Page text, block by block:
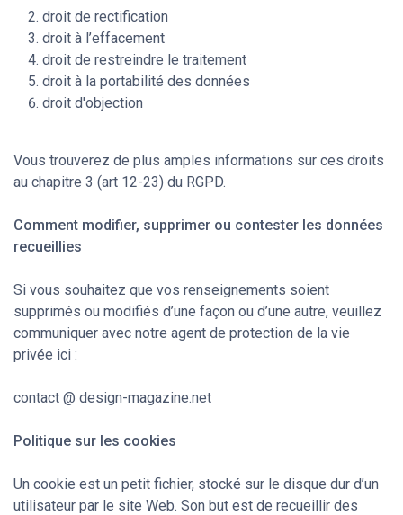
droit de rectification
droit à l’effacement
droit de restreindre le traitement
droit à la portabilité des données
droit d'objection
Vous trouverez de plus amples informations sur ces droits
au chapitre 3 (art 12-23) du RGPD.
Comment modifier, supprimer ou contester les données
recueillies
Si vous souhaitez que vos renseignements soient
supprimés ou modifiés d’une façon ou d’une autre, veuillez
communiquer avec notre agent de protection de la vie
privée ici :
contact @ design-magazine.net
Politique sur les cookies
Un cookie est un petit fichier, stocké sur le disque dur d’un
utilisateur par le site Web. Son but est de recueillir des